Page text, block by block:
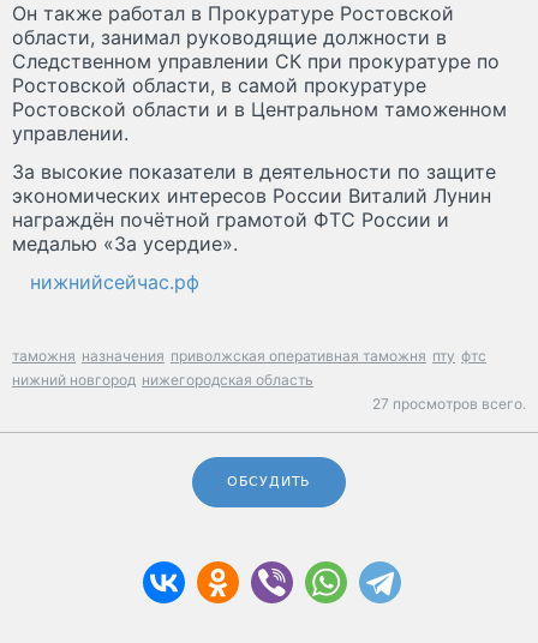
Он также работал в Прокуратуре Ростовской
области, занимал руководящие должности в
Следственном управлении СК при прокуратуре по
Ростовской области, в самой прокуратуре
Ростовской области и в Центральном таможенном
управлении.
За высокие показатели в деятельности по защите
экономических интересов России Виталий Лунин
награждён почётной грамотой ФТС России и
медалью «За усердие».
нижнийсейчас.рф
таможня назначения приволжская оперативная таможня пту фтс
нижний новгород нижегородская область
27 просмотров всего.
ОБСУДИТЬ